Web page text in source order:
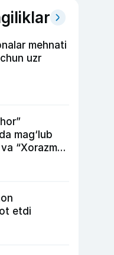
mehnati
uzr
mag‘lub
“Xorazm”
etdi